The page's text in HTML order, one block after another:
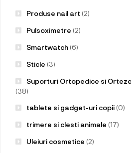
Produse nail art (2)
Pulsoximetre (2)
Smartwatch(6)
Sticle (3)
Suporturi Ortopedice si Orteze
(38)
tablete si gadget-uri copii(0)
trimere si clesti animale (17)
Uleiuri cosmetice (2)